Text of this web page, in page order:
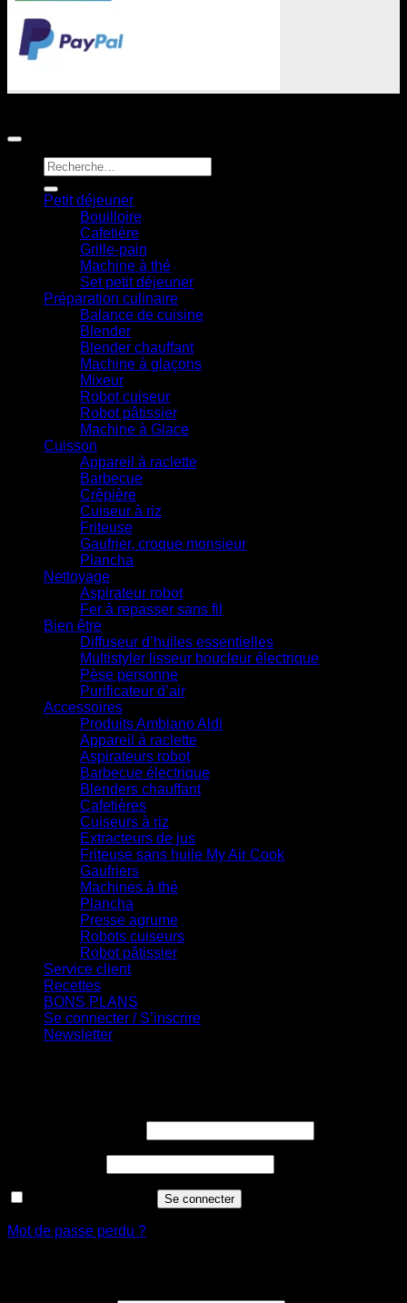
Recherche
pour :
Petit déjeuner
Bouilloire
Cafetière
Grille-pain
Machine à thé
Set petit déjeuner
Préparation culinaire
Balance de cuisine
Blender
Blender chauffant
Machine à glaçons
Mixeur
Robot cuiseur
Robot pâtissier
Machine à Glace
Cuisson
Appareil à raclette
Barbecue
Crêpière
Cuiseur à riz
Friteuse
Gaufrier, croque monsieur
Plancha
Nettoyage
Aspirateur robot
Fer à repasser sans fil
Bien être
Diffuseur d’huiles essentielles
Multistyler lisseur boucleur électrique
Pèse personne
Purificateur d’air
Accessoires
Produits Ambiano Aldi
Appareil à raclette
Aspirateurs robot
Barbecue électrique
Blenders chauffant
Cafetières
Cuiseurs à riz
Extracteurs de jus
Friteuse sans huile My Air Cook
Gaufriers
Machines à thé
Plancha
Presse agrume
Robots cuiseurs
Robot pâtissier
Service client
Recettes
BONS PLANS
Se connecter / S’inscrire
Newsletter
Se connecter
Mot de passe perdu ?